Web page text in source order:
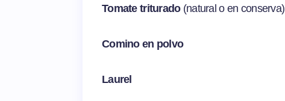
Tomate triturado (natural o en conserva)
Comino en polvo
Laurel